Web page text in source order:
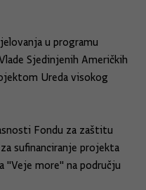
u programu
Sjedinjenih Američkih
Ureda visokog
Fondu za zaštitu
sufinanciranje projekta
more" na području